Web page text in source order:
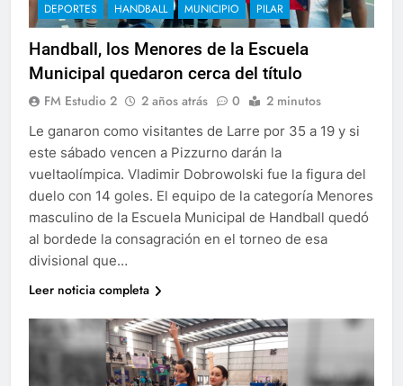
DEPORTES HANDBALL MUNICIPIO PILAR
Handball, los Menores de la Escuela
Municipal quedaron cerca del título
FM Estudio 2 2 años atrás 0 2 minutos
Le ganaron como visitantes de Larre por 35 a 19 y si
este sábado vencen a Pizzurno darán la
vueltaolímpica. Vladimir Dobrowolski fue la figura del
duelo con 14 goles. El equipo de la categoría Menores
masculino de la Escuela Municipal de Handball quedó
al bordede la consagración en el torneo de esa
divisional que…
Leer noticia completa